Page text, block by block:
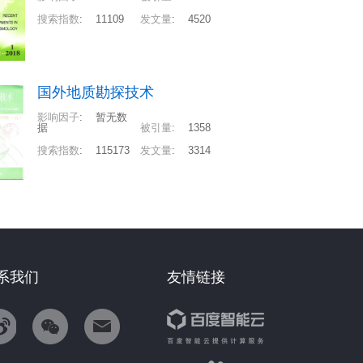
搜索指数: 11109 发文量: 4520
国外地质勘探技术
影响因子:
暂无数
据
被引量:
1358
搜索指数: 115173 发文量: 3314
友情链接
我们